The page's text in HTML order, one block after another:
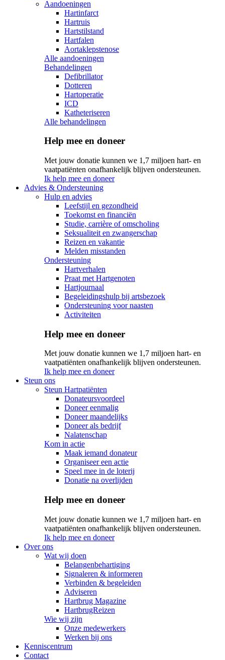
Aandoeningen
Hartinfarct
Hartruis
Hartstilstand
Hartfalen
Aortaklepstenose
Alle aandoeningen
Behandelingen
Defibrillator
Dotteren
Hartoperatie
ICD
Katheteriseren
Alle behandelingen
Help mee en doneer
Met jouw donatie kunnen we 1,7 miljoen hart- en
vaatpatiënten onafhankelijk blijven ondersteunen.
Ik help mee en doneer
Advies & Ondersteuning
Hulp en advies
Leefstijl en gezondheid
Toekomst en financiën
Studie, carrière of omscholing
Seksualiteit en zwangerschap
Reizen en vakantie
Melden misstanden
Ondersteuning
Hartverhalen
Praat met Hartgenoten
Hartjournaal
Begeleidingshulp bij artsbezoek
Ondersteuning voor naasten
Activiteiten
Help mee en doneer
Met jouw donatie kunnen we 1,7 miljoen hart- en
vaatpatiënten onafhankelijk blijven ondersteunen.
Ik help mee en doneer
Steun ons
Steun Hartpatiënten
Donateursvoordeel
Doneer eenmalig
Doneer maandelijks
Doneer als bedrijf
Nalatenschap
Kom in actie
Maak iemand donateur
Organiseer een actie
Speel mee in de loterij
Donatie na overlijden
Help mee en doneer
Met jouw donatie kunnen we 1,7 miljoen hart- en
vaatpatiënten onafhankelijk blijven ondersteunen.
Ik help mee en doneer
Over ons
Wat wij doen
Belangenbehartiging
Signaleren & informeren
Verbinden & begeleiden
Adviseren
Hartbrug Magazine
HartbrugReizen
Wie wij zijn
Onze medewerkers
Werken bij ons
Kenniscentrum
Contact